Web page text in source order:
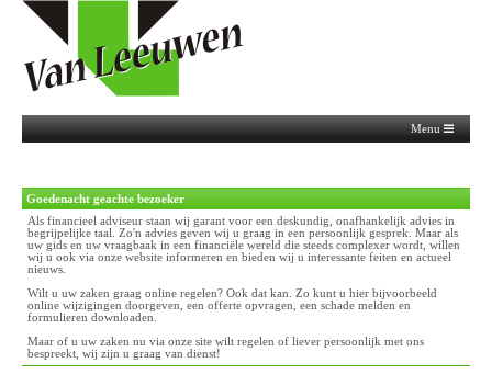
Menu
Goedenacht geachte bezoeker
Als financieel adviseur staan wij garant voor een deskundig, onafhankelijk advies in
begrijpelijke taal. Zo'n advies geven wij u graag in een persoonlijk gesprek. Maar als
uw gids en uw vraagbaak in een financiële wereld die steeds complexer wordt, willen
wij u ook via onze website informeren en bieden wij u interessante feiten en actueel
nieuws.
Wilt u uw zaken graag online regelen? Ook dat kan. Zo kunt u hier bijvoorbeeld
online wijzigingen doorgeven, een offerte opvragen, een schade melden en
formulieren downloaden.
Maar of u uw zaken nu via onze site wilt regelen of liever persoonlijk met ons
bespreekt, wij zijn u graag van dienst!